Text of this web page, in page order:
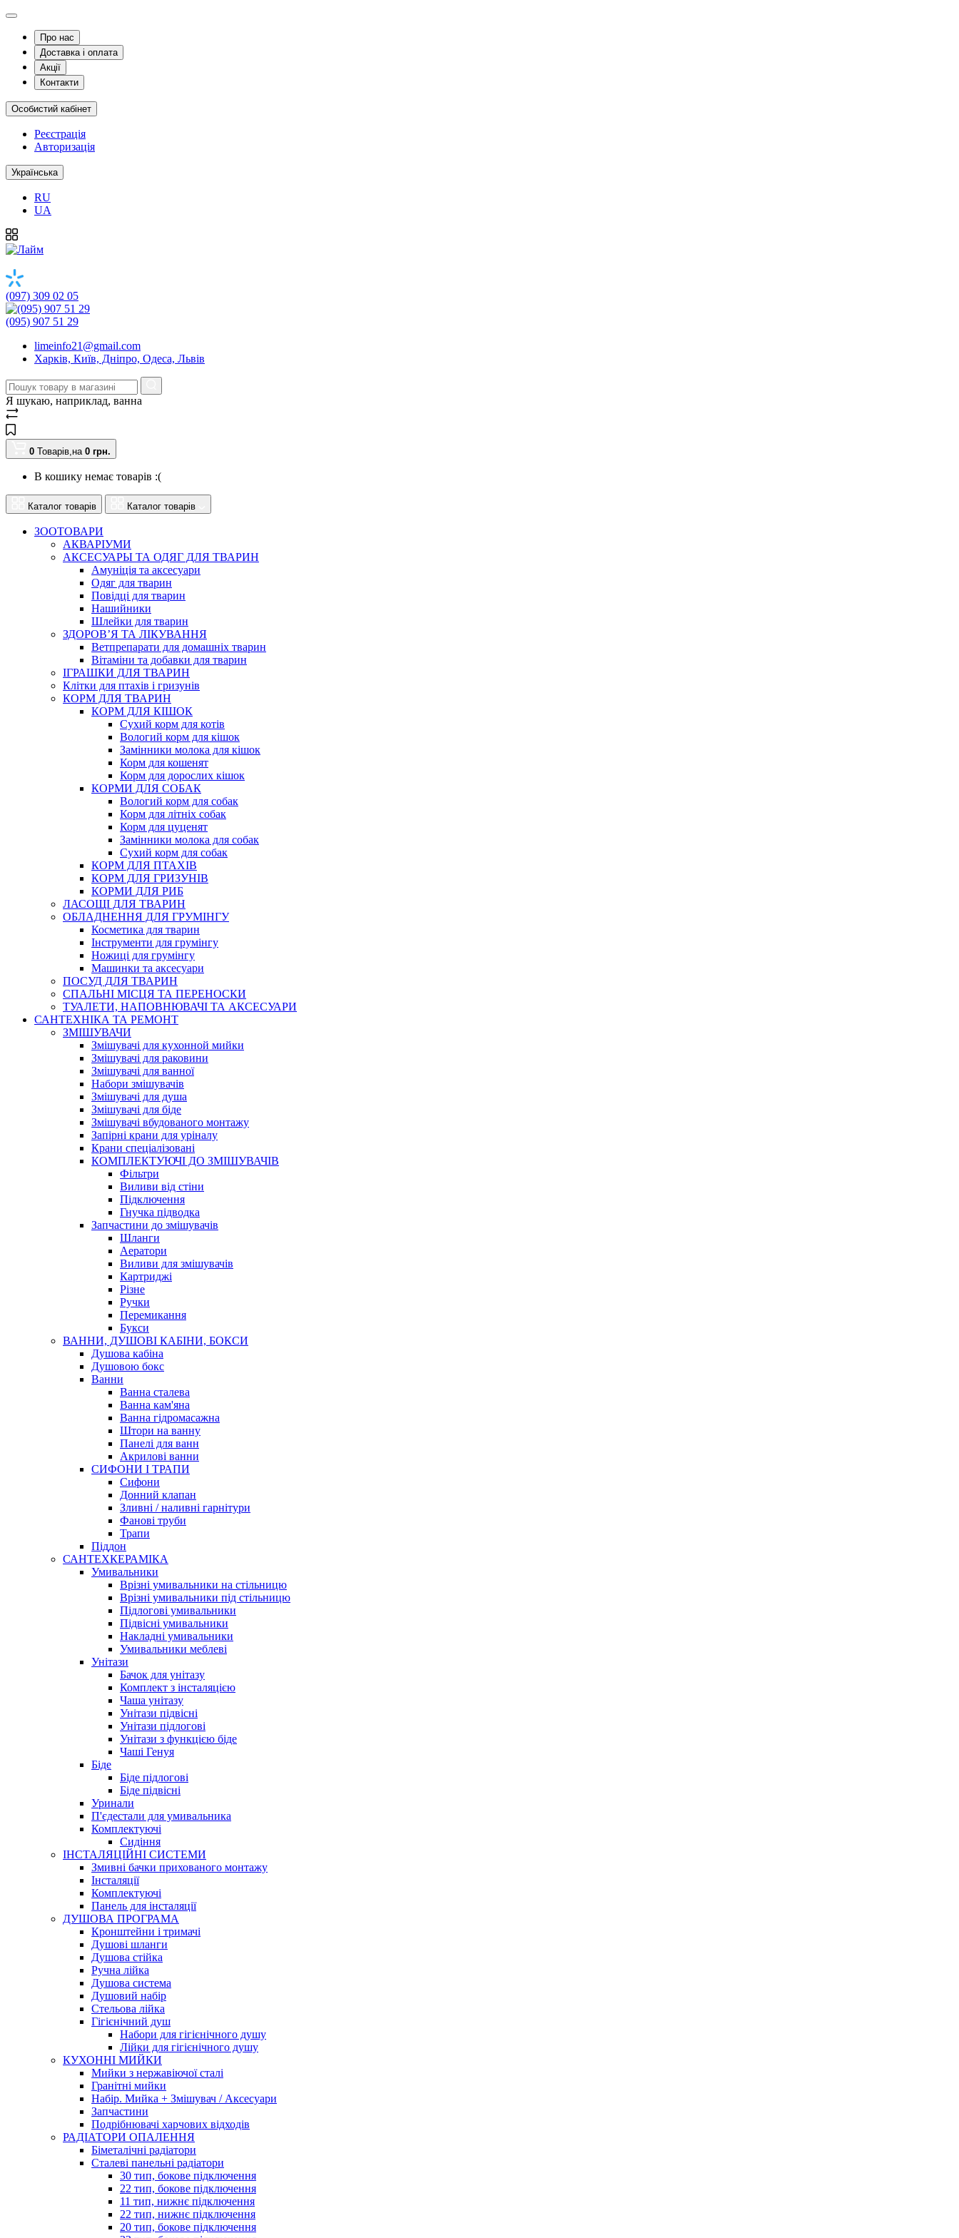
Про нас
Доставка і оплата
Акції
Контакти
Особистий кабінет
Реєстрація
Авторизація
Українська
RU
UA
(097) 309 02 05
(095) 907 51 29
limeinfo21@gmail.com
Харків, Київ, Дніпро, Одеса, Львів
Я шукаю, наприклад, ванна
0 Товарів,на 0 грн.
В кошику немає товарів :(
Каталог товарів Каталог товарів
ЗООТОВАРИ
АКВАРІУМИ
АКСЕСУАРЫ ТА ОДЯГ ДЛЯ ТВАРИН
Амуніція та аксесуари
Одяг для тварин
Повідці для тварин
Нашийники
Шлейки для тварин
ЗДОРОВ’Я ТА ЛІКУВАННЯ
Ветпрепарати для домашніх тварин
Вітаміни та добавки для тварин
ІГРАШКИ ДЛЯ ТВАРИН
Клітки для птахів і гризунів
КОРМ ДЛЯ ТВАРИН
КОРМ ДЛЯ КІШОК
Сухий корм для котів
Вологий корм для кішок
Замінники молока для кішок
Корм для кошенят
Корм для дорослих кішок
КОРМИ ДЛЯ СОБАК
Вологий корм для собак
Корм для літніх собак
Корм для цуценят
Замінники молока для собак
Сухий корм для собак
КОРМ ДЛЯ ПТАХІВ
КОРМ ДЛЯ ГРИЗУНІВ
КОРМИ ДЛЯ РИБ
ЛАСОЩІ ДЛЯ ТВАРИН
ОБЛАДНЕННЯ ДЛЯ ГРУМІНГУ
Косметика для тварин
Інструменти для грумінгу
Ножиці для грумінгу
Машинки та аксесуари
ПОСУД ДЛЯ ТВАРИН
СПАЛЬНІ МІСЦЯ ТА ПЕРЕНОСКИ
ТУАЛЕТИ, НАПОВНЮВАЧІ ТА АКСЕСУАРИ
САНТЕХНІКА ТА РЕМОНТ
ЗМІШУВАЧИ
Змішувачі для кухонной мийки
Змішувачі для раковини
Змішувачі для ванної
Набори змішувачів
Змішувачі для душа
Змішувачі для біде
Змішувачі вбудованого монтажу
Запірні крани для уріналу
Крани спеціалізовані
КОМПЛЕКТУЮЧІ ДО ЗМІШУВАЧІВ
Фільтри
Виливи від стіни
Підключення
Гнучка підводка
Запчастини до змішувачів
Шланги
Аератори
Виливи для змішувачів
Картриджі
Різне
Ручки
Перемикання
Букси
ВАННИ, ДУШОВІ КАБІНИ, БОКСИ
Душова кабіна
Душовою бокс
Ванни
Ванна сталева
Ванна кам'яна
Ванна гідромасажна
Штори на ванну
Панелі для ванн
Акрилові ванни
СИФОНИ І ТРАПИ
Сифони
Донний клапан
Зливні / наливні гарнітури
Фанові труби
Трапи
Піддон
САНТЕХКЕРАМІКА
Умивальники
Врізні умивальники на стільницю
Врізні умивальники під стільницю
Підлогові умивальники
Підвісні умивальники
Накладні умивальники
Умивальники меблеві
Унітази
Бачок для унітазу
Комплект з інсталяцією
Чаша унітазу
Унітази підвісні
Унітази підлогові
Унітази з функцією біде
Чаші Генуя
Біде
Біде підлогові
Біде підвісні
Уринали
П'єдестали для умивальника
Комплектуючі
Сидіння
ІНСТАЛЯЦІЙНІ СИСТЕМИ
Змивні бачки прихованого монтажу
Інсталяції
Комплектуючі
Панель для інсталяції
ДУШОВА ПРОГРАМА
Кронштейни і тримачі
Душові шланги
Душова стійка
Ручна лійка
Душова система
Душовий набір
Стельова лійка
Гігієнічний душ
Набори для гігієнічного душу
Лійки для гігієнічного душу
КУХОННІ МИЙКИ
Мийки з нержавіючої сталі
Гранітні мийки
Набір. Мийка + Змішувач / Аксесуари
Запчастини
Подрібнювачі харчових відходів
РАДІАТОРИ ОПАЛЕННЯ
Біметалічні радіатори
Сталеві панельні радіатори
30 тип, бокове підключення
22 тип, бокове підключення
11 тип, нижнє підключення
22 тип, нижнє підключення
20 тип, бокове підключення